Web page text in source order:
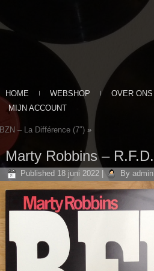
HOME WEBSHOP OVER ONS
MIJN ACCOUNT
BZN ‎– La Différence (7″)»
Marty Robbins ‎– R.F.D.
Published 18 juni 2022| By admin